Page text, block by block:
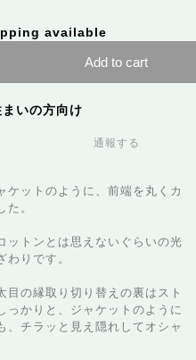
available
Add to cart
いの方向け
通報する
ケットのように、前端を丸くカ
た。
ットンとは思えないぐらいの光
わりです。
目の縁取り切り替えの裏はスト
っかりと、ジャケットのように
、チラッと見え隠れしてオシャ